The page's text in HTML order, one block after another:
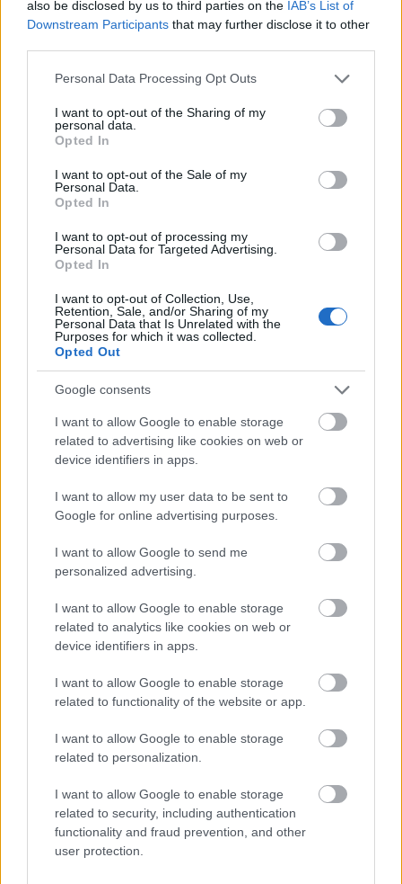
also be disclosed by us to third parties on the IAB’s List of
Downstream Participants that may further disclose it to other
Please note that this website/app uses one or more Google
not limited to your visit or usage behaviour. You may click to
grant or deny consent to Google and its third-party tags to
use your data for below specified purposes in below Google
consent section.
Personal Data Processing Opt Outs
I want to opt-out of the Sharing of my
personal data.
Opted In
I want to opt-out of the Sale of my
Personal Data.
Opted In
I want to opt-out of processing my
Personal Data for Targeted Advertising.
Opted In
I want to opt-out of Collection, Use,
Retention, Sale, and/or Sharing of my
Personal Data that Is Unrelated with the
Purposes for which it was collected.
Opted Out
Google consents
I want to allow Google to enable storage
related to advertising like cookies on web or
device identifiers in apps.
I want to allow my user data to be sent to
Google for online advertising purposes.
I want to allow Google to send me
personalized advertising.
I want to allow Google to enable storage
related to analytics like cookies on web or
device identifiers in apps.
I want to allow Google to enable storage
related to functionality of the website or app.
I want to allow Google to enable storage
related to personalization.
I want to allow Google to enable storage
related to security, including authentication
functionality and fraud prevention, and other
user protection.
műemlékfelújítás műemlék restaurálás
Történelmi táj, amelynek minden köve mesél –
megújul a tatai Angolkert
A projekt részeként megújulnak a területen található
műemlékek, köztük a különleges Műromok, valamint a közeli
Várkanyarban álló Nepomuki Szent János híd és szobor is.
Bicske Kelet csomópont építése
Új gyalogosátkelők és jelzőlámpás
csomópont épül Angyalföldön
Hódmezővásárhely jó hírű református
iskoláját
Látványos építési szakasz indult be a
Flórián téri felüljárón